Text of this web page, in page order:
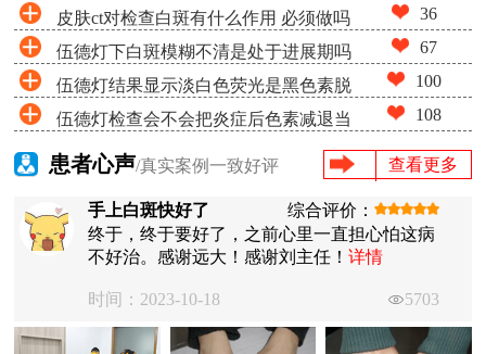
吗
皮肤ct对检查白斑有什么作用 必须做吗 36
伍德灯下白斑模糊不清是处于进展期吗 67
伍德灯结果显示淡白色荧光是黑色素脱
失很少吗
100
伍德灯检查会不会把炎症后色素减退当
成白癜风
108
患者心声/真实案例一致好评 查看更多
手上白斑快好了
综合评价：
终于，终于要好了，之前心里一直担心怕这病
不好治。感谢远大！感谢刘主任！详情
时间：2023-10-18 5703